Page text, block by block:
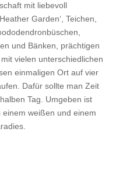
mit liebevoll
Garden‘, Teichen,
und Bänken, prächtigen
vielen unterschiedlichen
einmaligen Ort auf vier
Dafür sollte man Zeit
Tag. Umgeben ist
einem weißen und einem